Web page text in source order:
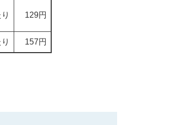
129円
157円